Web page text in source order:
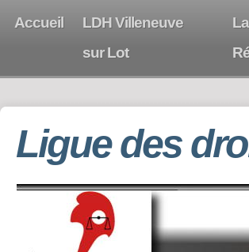
Accueil
LDH Villeneuve
sur Lot
Ligue des